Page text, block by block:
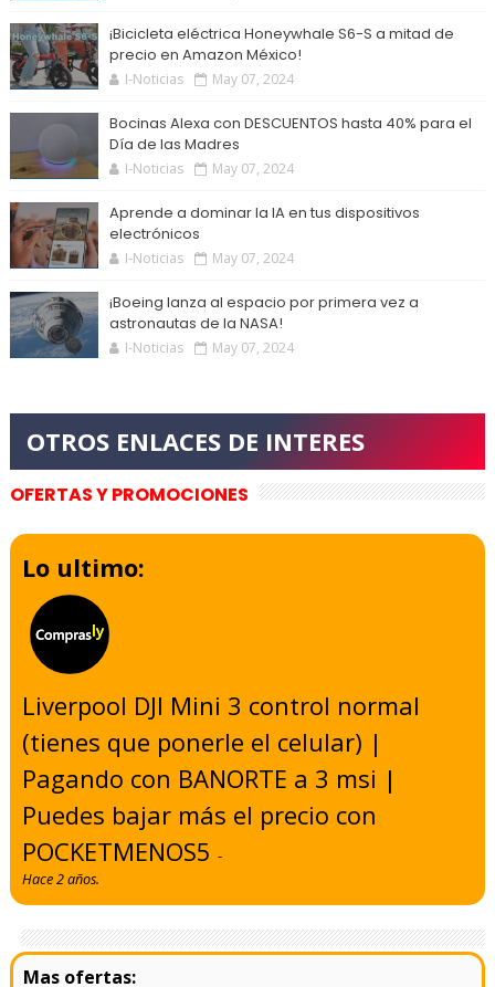
¡Bicicleta eléctrica Honeywhale S6-S a mitad de
precio en Amazon México!
I-Noticias May 07, 2024
Bocinas Alexa con DESCUENTOS hasta 40% para el
Día de las Madres
I-Noticias May 07, 2024
Aprende a dominar la IA en tus dispositivos
electrónicos
I-Noticias May 07, 2024
¡Boeing lanza al espacio por primera vez a
astronautas de la NASA!
I-Noticias May 07, 2024
OFERTAS Y PROMOCIONES
Lo ultimo:
Liverpool DJI Mini 3 control normal
(tienes que ponerle el celular) |
Pagando con BANORTE a 3 msi |
Puedes bajar más el precio con
POCKETMENOS5-
Hace 2 años.